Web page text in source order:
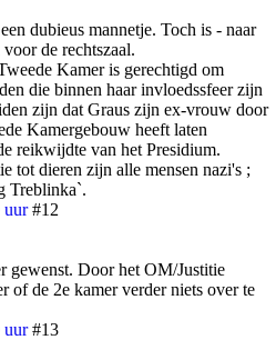
dubieus mannetje. Toch is - naar
de rechtszaal.
Kamer is gerechtigd om
die binnen haar invloedssfeer zijn
zijn dat Graus zijn ex-vrouw door
Kamergebouw heeft laten
reikwijdte van het Presidium.
tot dieren zijn alle mensen nazi's ;
Treblinka`.
uur #12
gewenst. Door het OM/Justitie
of de 2e kamer verder niets over te
uur #13